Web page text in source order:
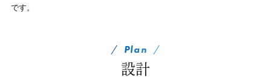
です。
Plan
設計